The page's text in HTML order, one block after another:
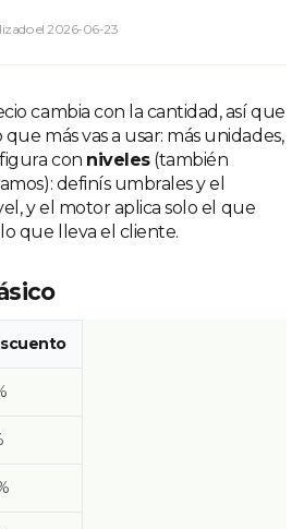
el 2026-06-23
cambia con la cantidad, así que
más vas a usar: más unidades,
con niveles(también
definís umbrales y el
y el motor aplica solo el que
que lleva el cliente.